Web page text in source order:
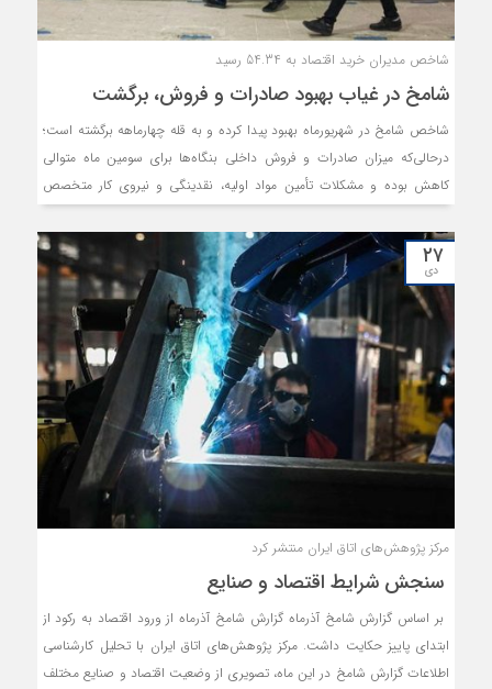
شاخص مدیران خرید اقتصاد به 54.34 رسید
شامخ در غیاب بهبود صادرات و فروش، برگشت
شاخص شامخ در شهریورماه بهبود پیدا کرده و به قله چهارماهه برگشته است؛
درحالی‌که میزان صادرات و فروش داخلی بنگاه‌ها برای سومین ماه متوالی
کاهش بوده و مشکلات تأمین مواد اولیه، نقدینگی و نیروی کار متخصص
پابرجا مانده است.
۲۷
دی
مرکز پژوهش‌های اتاق ایران منتشر کرد
سنجش شرایط اقتصاد و صنایع
بر اساس گزارش شامخ آذرماه گزارش شامخ آذرماه از ورود اقتصاد به رکود از
ابتدای پاییز حکایت داشت. مرکز پژوهش‌های اتاق ایران با تحلیل کارشناسی
اطلاعات گزارش شامخ در این ماه، تصویری از وضعیت اقتصاد و صنایع مختلف